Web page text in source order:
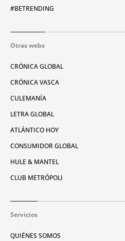
#BETRENDING
Otras webs
CRÓNICA GLOBAL
CRÓNICA VASCA
CULEMANÍA
LETRA GLOBAL
ATLÁNTICO HOY
CONSUMIDOR GLOBAL
HULE & MANTEL
CLUB METRÓPOLI
Servicios
QUIÉNES SOMOS